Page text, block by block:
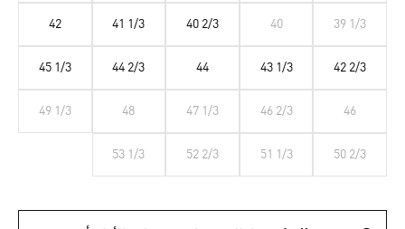
39 1/3
40
40 2/3
41 1/3
42
42 2/3
43 1/3
44
44 2/3
45 1/3
46
46 2/3
47 1/3
48
49 1/3
50 2/3
51 1/3
52 2/3
53 1/3